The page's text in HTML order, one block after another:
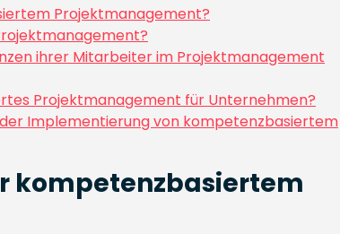
Projektmanagement?
ihrer Mitarbeiter im Projektmanagement
Projektmanagement für Unternehmen?
Implementierung von kompetenzbasiertem
kompetenzbasiertem